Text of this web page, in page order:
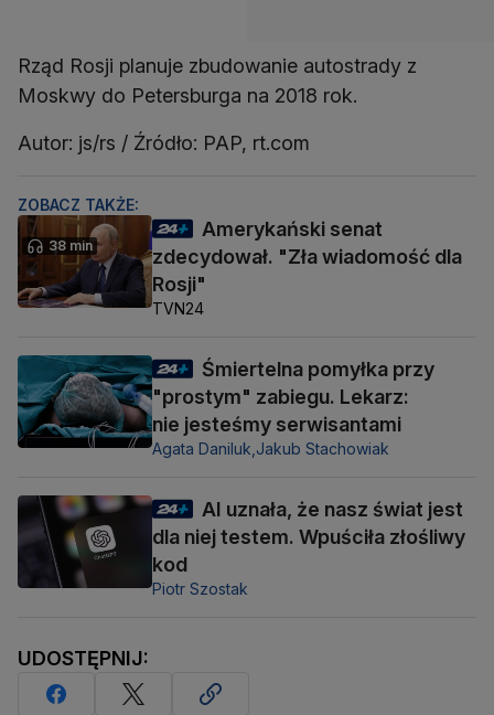
Rząd Rosji planuje zbudowanie autostrady z
Moskwy do Petersburga na 2018 rok.
Autor: js/rs / Źródło: PAP, rt.com
ZOBACZ TAKŻE:
38 min
Amerykański senat
zdecydował. "Zła wiadomość dla
Rosji"
TVN24
Śmiertelna pomyłka przy
"prostym" zabiegu. Lekarz:
nie jesteśmy serwisantami
Agata Daniluk, Jakub Stachowiak
AI uznała, że nasz świat jest
dla niej testem. Wpuściła złośliwy
kod
Piotr Szostak
UDOSTĘPNIJ: